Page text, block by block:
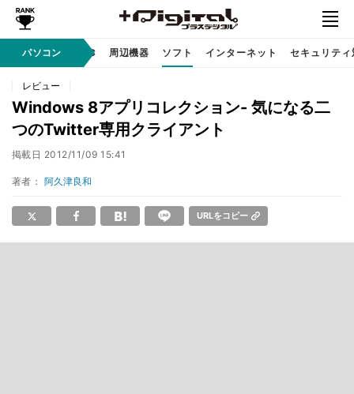
パソコン
クノロジ AI PC 周辺機器 ソフト インターネット セキュリティ
レビュー
Windows 8アプリコレクション- 気になる二
つのTwitter専用クライアント
掲載日 2012/11/09 15:41
著者： 阿久津良和
URLをコピー